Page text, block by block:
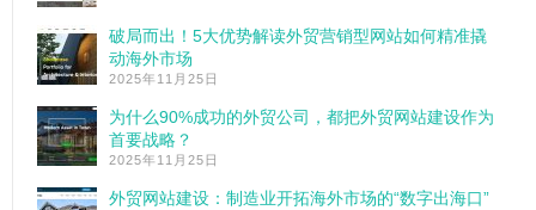
破局而出！5大优势解读外贸营销型网站如何精准撬
动海外市场
2025年11月25日
为什么90%成功的外贸公司，都把外贸网站建设作为
首要战略？
2025年11月25日
外贸网站建设：制造业开拓海外市场的“数字出海口”